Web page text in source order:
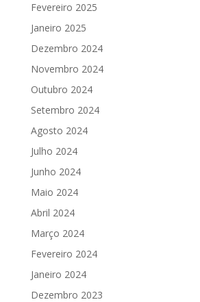
Fevereiro 2025
Janeiro 2025
Dezembro 2024
Novembro 2024
Outubro 2024
Setembro 2024
Agosto 2024
Julho 2024
Junho 2024
Maio 2024
Abril 2024
Março 2024
Fevereiro 2024
Janeiro 2024
Dezembro 2023